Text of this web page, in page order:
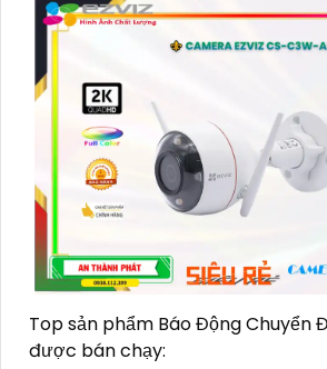
Top sản phẩm Báo Động Chuyển
được bán chạy: